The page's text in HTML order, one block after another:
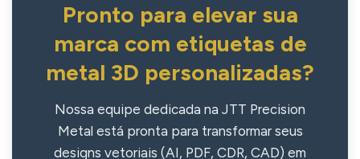
Pronto para elevar sua
marca com etiquetas de
metal 3D personalizadas?
Nossa equipe dedicada na JTT Precision
Metal está pronta para transformar seus
designs vetoriais (AI, PDF, CDR, CAD) em